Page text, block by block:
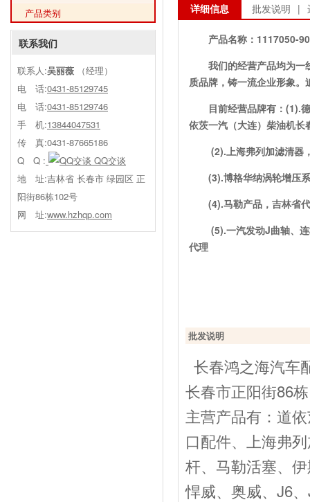
产品类别
联系我们
联系人:吴丽薇 （经理）
电 话:0431-85129745
电 话:0431-85129746
手 机:13844047531
传 真:0431-87665186
Q Q :
QQ交谈
地 址:吉林省 长春市 绿园区 正
阳街86栋102号
网 址:www.hzhqp.com
详细信息 批发说明 |
产品名称： 1117050-
我们的经营产品均为一
质品牌，铸一流企业形象
目前经营品牌有：(1).
依茨一汽（大连）柴油机
(2).上海弗列加滤清器
(3).博格华纳涡轮增压
(4).马勒产品，吉林省
(5).一汽发动J曲轴、
代理
批发说明
长春鸿之海汽车
长春市正阳街86
主营产品有：道
口配件、上海弗
杆、马勒活塞、
悍威、奥威、J6